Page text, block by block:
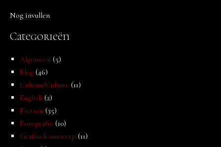
Nog invullen
Categorieën
Algemeen (5)
Blog (46)
Cultuur/Culture (11)
English (2)
Fietsen (35)
Fotografie (10)
Grafisch ontwerp (11)